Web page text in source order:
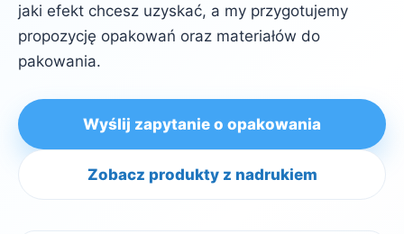
jaki efekt chcesz uzyskać, a my przygotujemy
propozycję opakowań oraz materiałów do
pakowania.
Wyślij zapytanie o opakowania
Zobacz produkty z nadrukiem